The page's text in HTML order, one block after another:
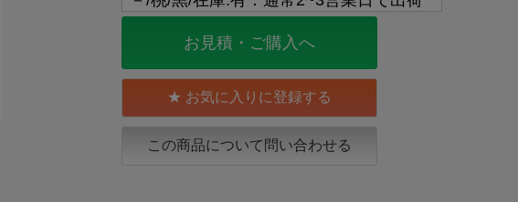
お見積・ご購入へ
この商品について問い合わせる
お気に入りに登録する